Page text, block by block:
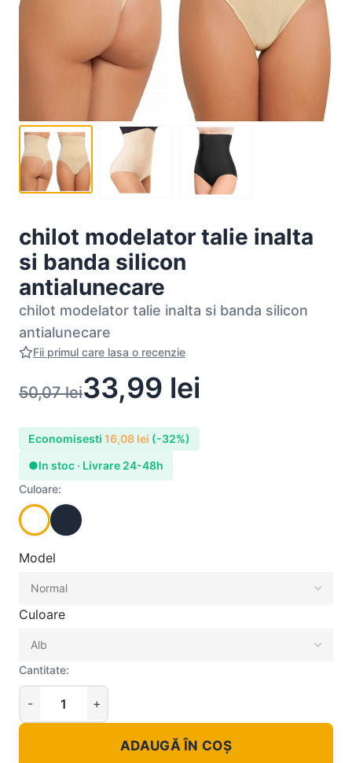
chilot modelator talie inalta
si banda silicon
antialunecare
chilot modelator talie inalta si banda silicon
antialunecare
Fii primul care lasa o recenzie
50,07lei33,99 lei
Economisesti 16,08 lei (-32%)
●In stoc · Livrare 24-48h
Culoare:
Model
Culoare
Cantitate:
ADAUGĂ ÎN COȘ